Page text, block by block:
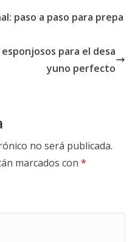
paso a paso para prepa
para el desa
yuno perfecto
no será publicada.
marcados con *